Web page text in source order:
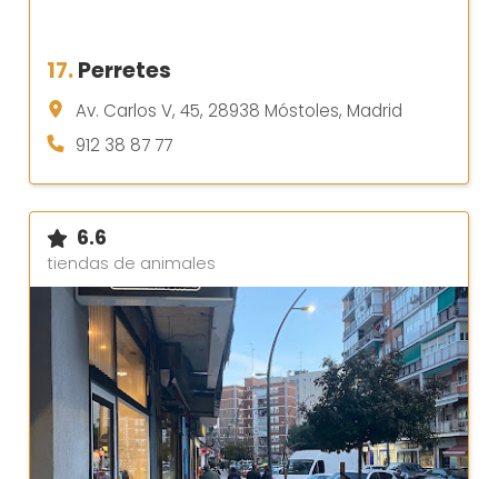
17.Perretes
Av. Carlos V, 45, 28938 Móstoles, Madrid
912 38 87 77
6.6
tiendas de animales